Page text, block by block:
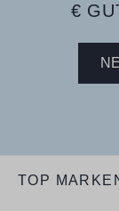
€
TOP